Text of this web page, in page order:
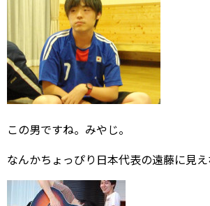
この男ですね。みやじ。
なんかちょっぴり日本代表の遠藤に見え